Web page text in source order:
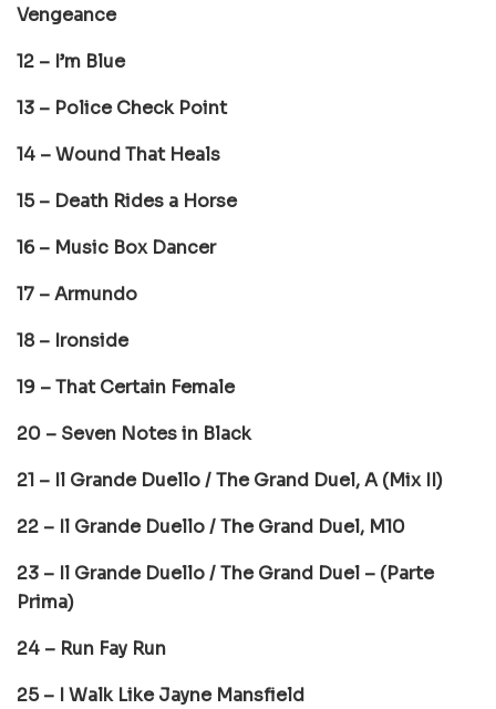
Vengeance
12 – I’m Blue
13 – Police Check Point
14 – Wound That Heals
15 – Death Rides a Horse
16 – Music Box Dancer
17 – Armundo
18 – Ironside
19 – That Certain Female
20 – Seven Notes in Black
21 – Il Grande Duello / The Grand Duel, A (Mix II)
22 – Il Grande Duello / The Grand Duel, M10
23 – Il Grande Duello / The Grand Duel – (Parte
Prima)
24 – Run Fay Run
25 – I Walk Like Jayne Mansfield